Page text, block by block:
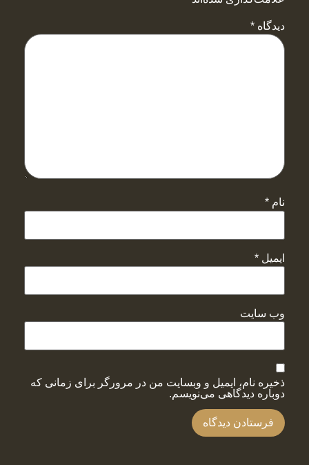
دیدگاه *
نام *
ایمیل *
وب‌ سایت
ذخیره نام، ایمیل و وبسایت من در مرورگر برای زمانی که
دوباره دیدگاهی می‌نویسم.